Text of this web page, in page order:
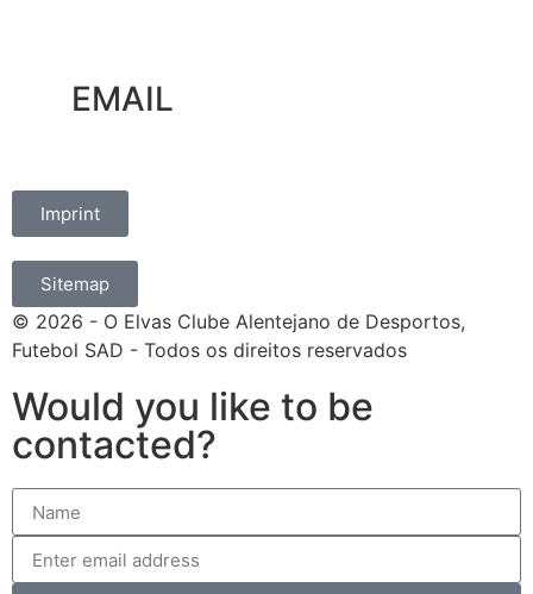
EMAIL
Imprint
Sitemap
© 2026 - O Elvas Clube Alentejano de Desportos,
Futebol SAD - Todos os direitos reservados
Would you like to be
contacted?